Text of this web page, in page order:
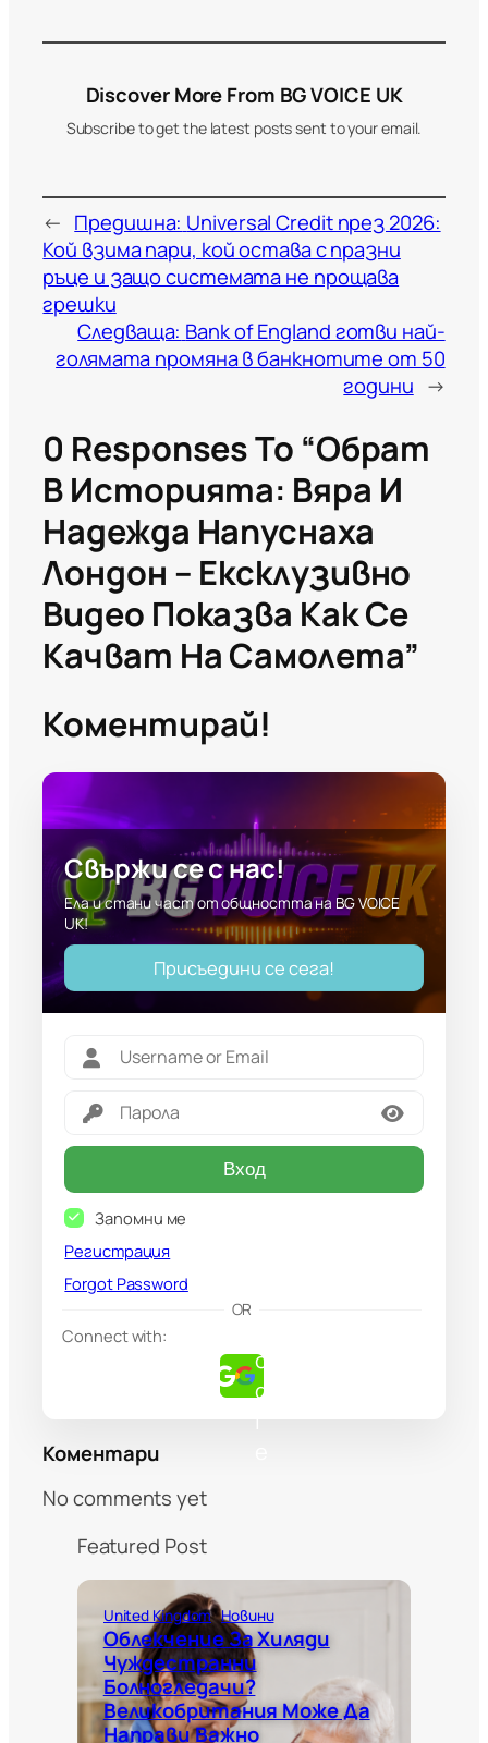
Discover More From BG VOICE UK
Subscribe to get the latest posts sent to your email.
← Предишна: Universal Credit през 2026:
Кой взима пари, кой остава с празни
ръце и защо системата не прощава
грешки
Следваща: Bank of England готви най-
голямата промяна в банкнотите от 50
години →
0 Responses To “Обрат
В Историята: Вяра И
Надежда Напуснаха
Лондон – Ексклузивно
Видео Показва Как Се
Качват На Самолета”
Коментирай!
Свържи се с нас!
Ела и стани част от общността на BG VOICE
UK!
Присъедини се сега!
Вход
Запомни ме
Регистрация
Forgot Password
OR
Connect with:
o
g
Коментари
No comments yet
Featured Post
United Kingdom Новини
Облекчение За Хиляди
Чуждестранни
Болногледачи?
Великобритания Може Да
Направи Важно